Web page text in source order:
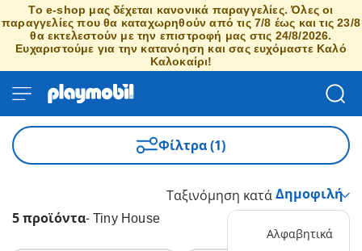
Το e-shop μας δέχεται κανονικά παραγγελίες. Όλες οι
παραγγελίες που θα καταχωρηθούν από τις 7/8 έως και τις 23/8
θα εκτελεστούν με την επιστροφή μας στις 24/8/2026.
Ευχαριστούμε για την κατανόηση και σας ευχόμαστε Καλό
Καλοκαίρι!
Φίλτρα (1)
5 προϊόντα- Tiny House
Ταξινόμηση κατά
Αλφαβητικά